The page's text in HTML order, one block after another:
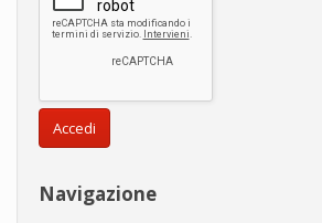
Accedi
Navigazione